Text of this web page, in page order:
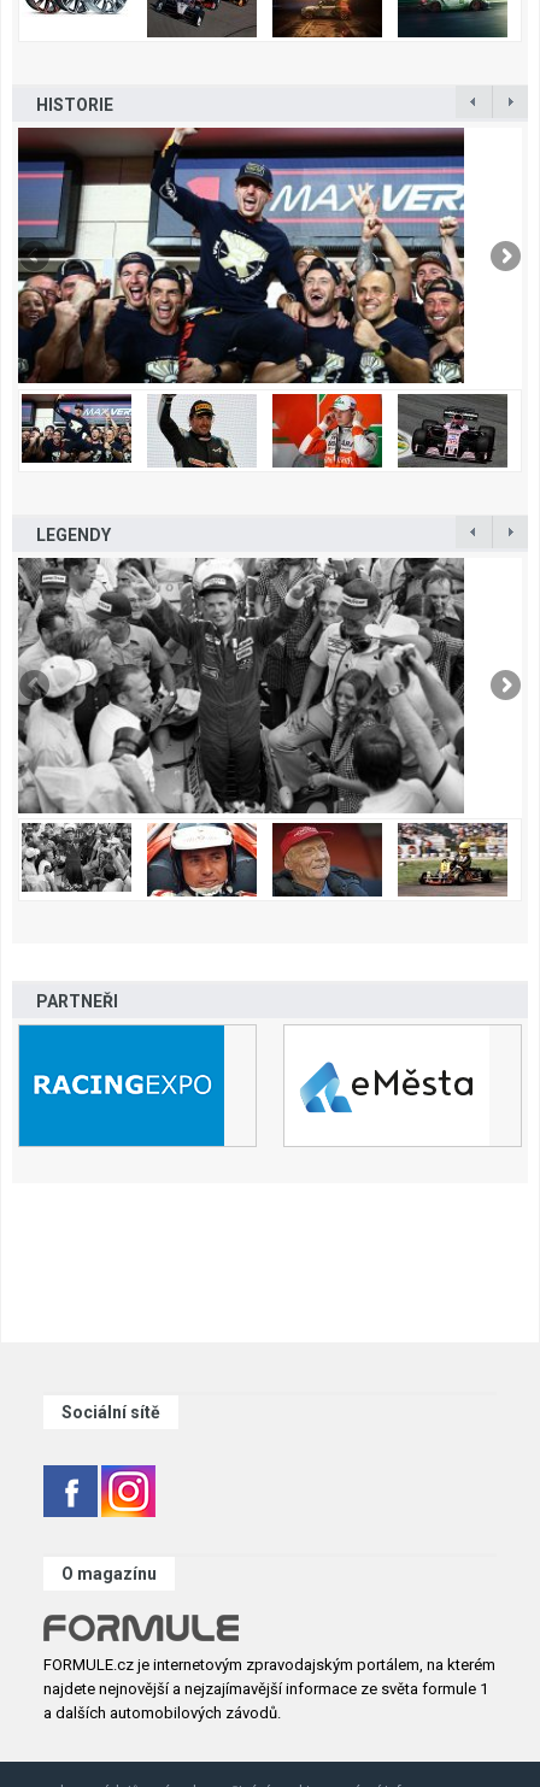
HISTORIE
LEGENDY
PARTNEŘI
Sociální sítě
O magazínu
FORMULE.cz je internetovým zpravodajským portálem, na kterém
najdete nejnovější a nejzajímavější informace ze světa formule 1
a dalších automobilových závodů.